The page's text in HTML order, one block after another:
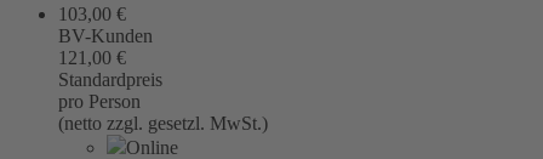
103,00 €
BV-Kunden
121,00 €
Standardpreis
pro Person
(netto zzgl. gesetzl. MwSt.)
Online